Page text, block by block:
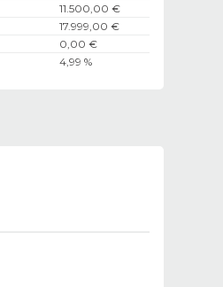
11.500,00 €
17.999,00 €
0,00 €
4,99 %